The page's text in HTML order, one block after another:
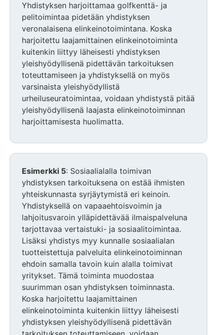
Yhdistyksen harjoittamaa golfkenttä- ja
pelitoimintaa pidetään yhdistyksen
veronalaisena elinkeinotoimintana. Koska
harjoitettu laajamittainen elinkeinotoiminta
kuitenkin liittyy läheisesti yhdistyksen
yleishyödyllisenä pidettävän tarkoituksen
toteuttamiseen ja yhdistyksellä on myös
varsinaista yleishyödyllistä
urheiluseuratoimintaa, voidaan yhdistystä pitää
yleishyödyllisenä laajasta elinkeinotoiminnan
harjoittamisesta huolimatta.
Esimerkki 5: Sosiaalialalla toimivan
yhdistyksen tarkoituksena on estää ihmisten
yhteiskunnasta syrjäytymistä eri keinoin.
Yhdistyksellä on vapaaehtoisvoimin ja
lahjoitusvaroin ylläpidettävää ilmaispalveluna
tarjottavaa vertaistuki- ja sosiaalitoimintaa.
Lisäksi yhdistys myy kunnalle sosiaalialan
tuotteistettuja palveluita elinkeinotoiminnan
ehdoin samalla tavoin kuin alalla toimivat
yritykset. Tämä toiminta muodostaa
suurimman osan yhdistyksen toiminnasta.
Koska harjoitettu laajamittainen
elinkeinotoiminta kuitenkin liittyy läheisesti
yhdistyksen yleishyödyllisenä pidettävän